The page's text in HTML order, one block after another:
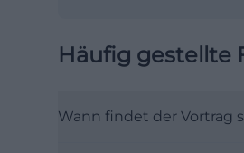
Häufig gestellte
Wann findet der Vortrag